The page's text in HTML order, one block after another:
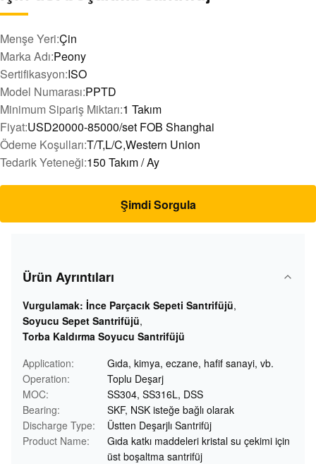
Menşe Yeri:Çin
Marka Adı:Peony
Sertifikasyon:ISO
Model Numarası:PPTD
Minimum Sipariş Miktarı:1 Takım
Fiyat:USD20000-85000/set FOB Shanghai
Ödeme Koşulları:T/T,L/C,Western Union
Tedarik Yeteneği:150 Takım / Ay
Şimdi Sorgula
Ürün Ayrıntıları
Vurgulamak: İnce Parçacık Sepeti Santrifüjü,
Soyucu Sepet Santrifüjü,
Torba Kaldırma Soyucu Santrifüjü
Application:
Gıda, kimya, eczane, hafif sanayi, vb.
Operation:
Toplu Deşarj
MOC:
SS304, SS316L, DSS
Bearing:
SKF, NSK isteğe bağlı olarak
Discharge Type:
Üstten Deşarjlı Santrifüj
Product Name:
Gıda katkı maddeleri kristal su çekimi için
üst boşaltma santrifüj